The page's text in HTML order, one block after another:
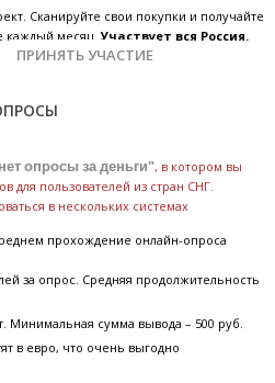
Сканируйте свои покупки и получайте
каждый месяц.Участвует вся Россия.
ПРИНЯТЬ УЧАСТИЕ
опросы за деньги", в котором вы
для пользователей из стран СНГ.
в нескольких системах
прохождение онлайн-опроса
за опрос. Средняя продолжительность
Минимальная сумма вывода – 500 руб.
в евро, что очень выгодно